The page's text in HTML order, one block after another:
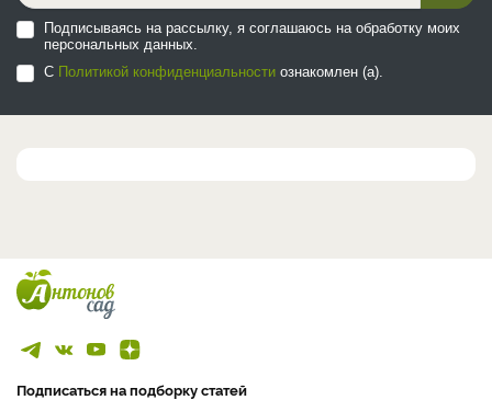
Подписываясь на рассылку, я соглашаюсь на обработку моих
персональных данных.
С Политикой конфиденциальности ознакомлен (а).
Подписаться на подборку статей